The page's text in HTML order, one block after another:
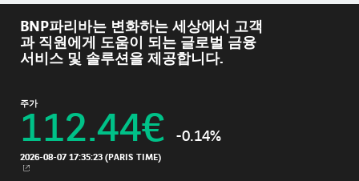
BNP파리바는 변화하는 세상에서 고객
과 직원에게 도움이 되는 글로벌 금융
서비스 및 솔루션을 제공합니다.
주가
112.44€ -0.14%
2026-08-07 17:35:23 (PARIS TIME)
새 창